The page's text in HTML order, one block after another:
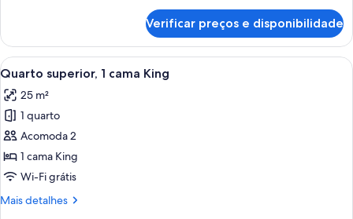
cama
de
casal
casal
clássico,
1
de
casal
Verificar preços e disponibilidade
Carrega
todas
as
fotos
de
Quarto
superior,
cama
Quarto de hotel com uma cama
9
Quarto superior, 1 cama King
25 m²
1 quarto
Acomoda 2
1 cama King
Wi-Fi grátis
Mais detalhes
Mais